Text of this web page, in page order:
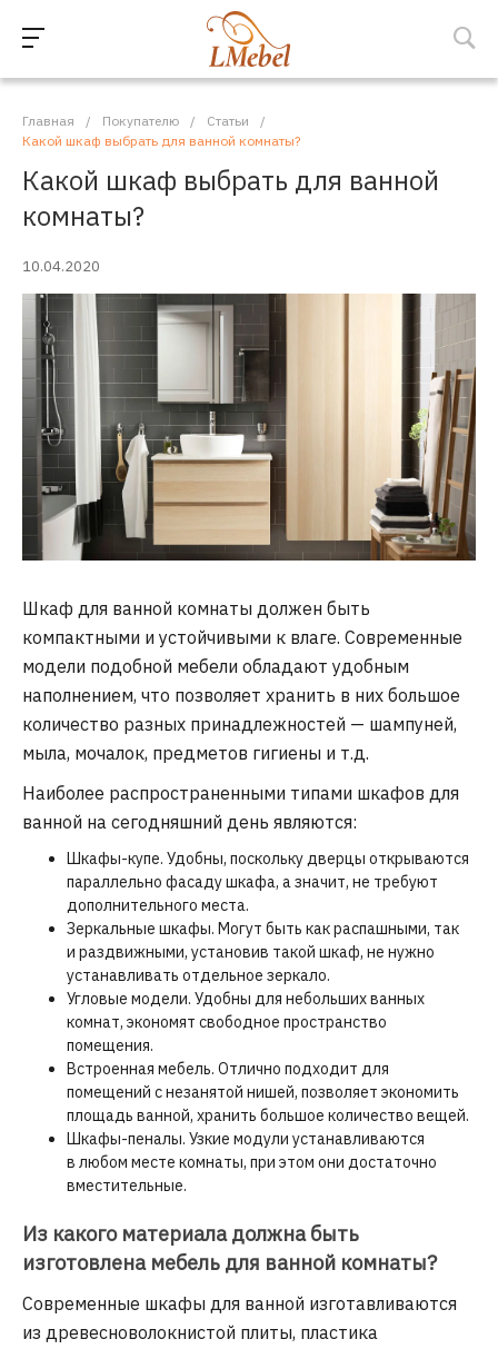
Главная / Покупателю / Статьи
/
Какой шкаф выбрать для ванной комнаты?
Какой шкаф выбрать для ванной
комнаты?
10.04.2020
Шкаф для ванной комнаты должен быть
компактными и устойчивыми к влаге. Современные
модели подобной мебели обладают удобным
наполнением, что позволяет хранить в них большое
количество разных принадлежностей — шампуней,
мыла, мочалок, предметов гигиены и т.д.
Наиболее распространенными типами шкафов для
ванной на сегодняшний день являются:
Шкафы-купе. Удобны, поскольку дверцы открываются
параллельно фасаду шкафа, а значит, не требуют
дополнительного места.
Зеркальные шкафы. Могут быть как распашными, так
и раздвижными, установив такой шкаф, не нужно
устанавливать отдельное зеркало.
Угловые модели. Удобны для небольших ванных
комнат, экономят свободное пространство
помещения.
Встроенная мебель. Отлично подходит для
помещений с незанятой нишей, позволяет экономить
площадь ванной, хранить большое количество вещей.
Шкафы-пеналы. Узкие модули устанавливаются
в любом месте комнаты, при этом они достаточно
вместительные.
Из какого материала должна быть
изготовлена мебель для ванной комнаты?
Современные шкафы для ванной изготавливаются
из древесноволокнистой плиты, пластика